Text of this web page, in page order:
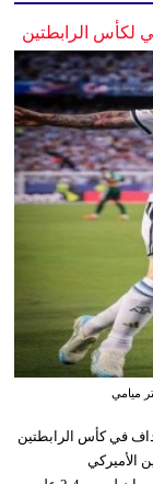
لكأس الرابطتين
ميامي
في كأس الرابطتين
الأميركي